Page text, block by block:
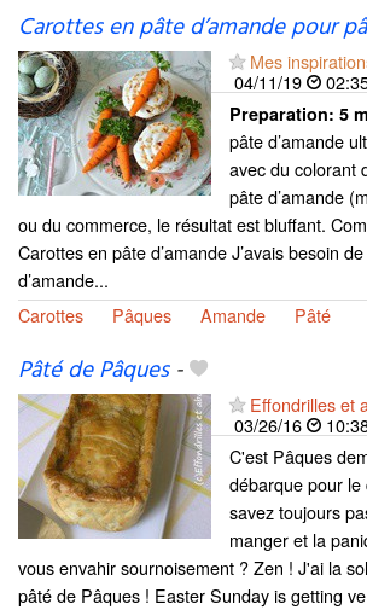
Carottes en pâte d’amande pour
Mes
04/11/19
Preparation: 5
pâte d’amande
avec du colorant
pâte d’amande
ou du commerce, le résultat est bluffant.
Carottes en pâte d’amande J’avais besoin
d’amande...
Carottes
Pâques Amande Pâté
Pâté de Pâques-
Effondrilles et
03/26/16
C'est Pâques
débarque pour
savez toujours
manger et la
vous envahir sournoisement ? Zen ! J'ai la
pâté de Pâques ! Easter Sunday is getting